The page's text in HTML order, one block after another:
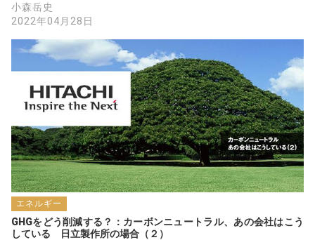
小森岳史
2022年04月28日
エネルギー
GHGをどう削減する？：カーボンニュートラル、あの会社はこう
している　日立製作所の場合（２）